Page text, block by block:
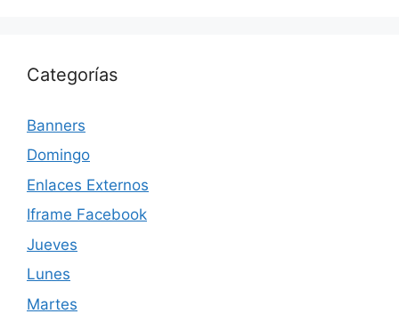
Categorías
Banners
Domingo
Enlaces Externos
Iframe Facebook
Jueves
Lunes
Martes